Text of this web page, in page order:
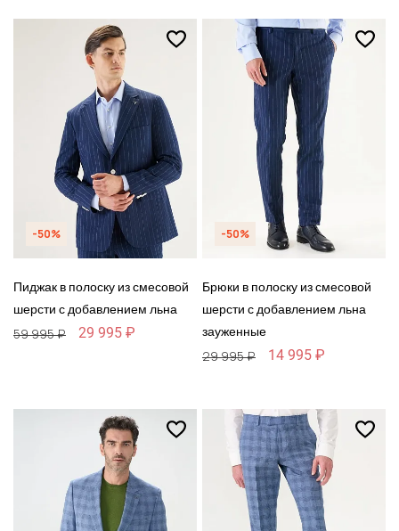
-50%
Пиджак в полоску из смесовой
шерсти с добавлением льна
59 995 ₽ 29 995 ₽
-50%
Брюки в полоску из смесовой
шерсти с добавлением льна
зауженные
29 995 ₽ 14 995 ₽